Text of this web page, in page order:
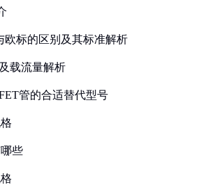
欧标的区别及其标准解析
载流量解析
管的合适替代型号
些